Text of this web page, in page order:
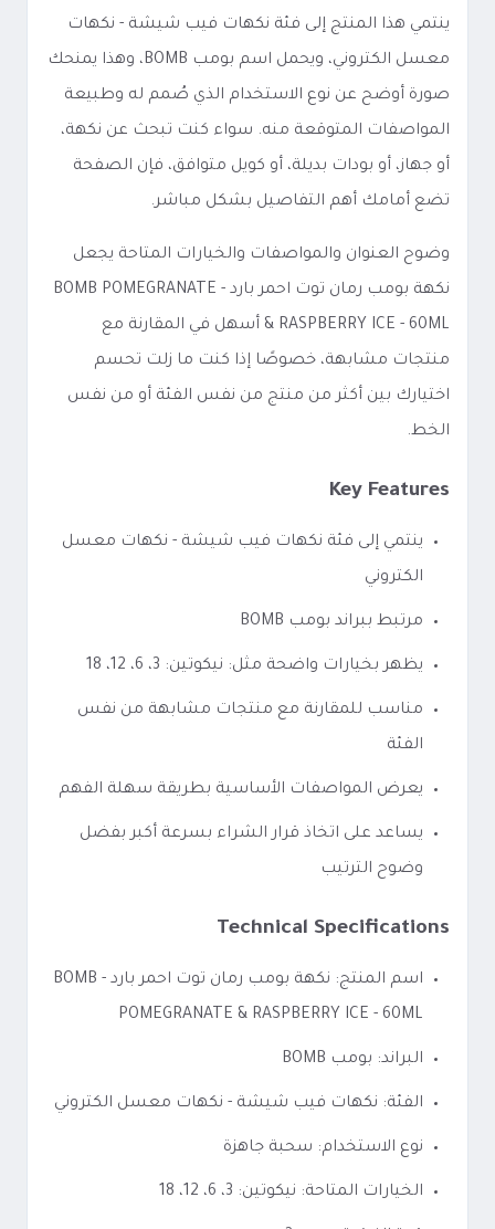
ينتمي هذا المنتج إلى فئة نكهات فيب شيشة - نكهات
معسل الكتروني، ويحمل اسم بومب BOMB، وهذا يمنحك
صورة أوضح عن نوع الاستخدام الذي صُمم له وطبيعة
المواصفات المتوقعة منه. سواء كنت تبحث عن نكهة،
أو جهاز، أو بودات بديلة، أو كويل متوافق، فإن الصفحة
تضع أمامك أهم التفاصيل بشكل مباشر.
وضوح العنوان والمواصفات والخيارات المتاحة يجعل
نكهة بومب رمان توت احمر بارد - BOMB POMEGRANATE
& RASPBERRY ICE - 60ML أسهل في المقارنة مع
منتجات مشابهة، خصوصًا إذا كنت ما زلت تحسم
اختيارك بين أكثر من منتج من نفس الفئة أو من نفس
الخط.
Key Features
ينتمي إلى فئة نكهات فيب شيشة - نكهات معسل
الكتروني
مرتبط ببراند بومب BOMB
يظهر بخيارات واضحة مثل: نيكوتين: 3، 6، 12، 18
مناسب للمقارنة مع منتجات مشابهة من نفس
الفئة
يعرض المواصفات الأساسية بطريقة سهلة الفهم
يساعد على اتخاذ قرار الشراء بسرعة أكبر بفضل
وضوح الترتيب
Technical Specifications
اسم المنتج: نكهة بومب رمان توت احمر بارد - BOMB
POMEGRANATE & RASPBERRY ICE - 60ML
البراند: بومب BOMB
الفئة: نكهات فيب شيشة - نكهات معسل الكتروني
نوع الاستخدام: سحبة جاهزة
الخيارات المتاحة: نيكوتين: 3، 6، 12، 18